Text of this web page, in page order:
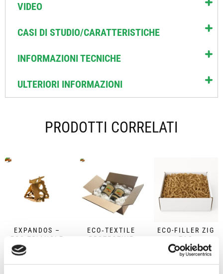
VIDEO
CASI DI STUDIO/CARATTERISTICHE
INFORMAZIONI TECNICHE
ULTERIORI INFORMAZIONI
PRODOTTI CORRELATI
EXPANDOS –
ECO-TRIANGLE
PAPER FILLER
ECO‑TEXTILE
PROTECTIVE
ECO-FILLER ZIG
ZAG